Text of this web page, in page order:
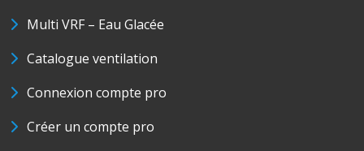
Multi VRF – Eau Glacée
Catalogue ventilation
Connexion compte pro
Créer un compte pro